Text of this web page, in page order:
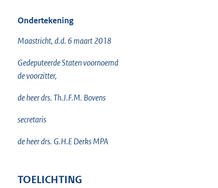
Ondertekening
Maastricht, d.d. 6 maart 2018
Gedeputeerde Staten voornoemd
de voorzitter,
de heer drs. Th.J.F.M. Bovens
secretaris
de heer drs. G.H.E Derks MPA
TOELICHTING